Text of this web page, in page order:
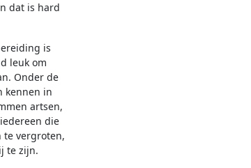
dat is hard
is
leuk om
Onder de
kennen in
artsen,
die
te vergroten,
te zijn.